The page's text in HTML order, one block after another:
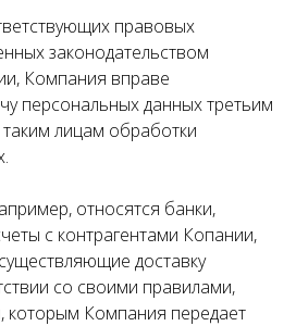
правовых
законодательством
Компания вправе
персональных данных третьим
лицам обработки
относятся банки,
с контрагентами Копании,
доставку
со своими правилами,
которым Компания передает